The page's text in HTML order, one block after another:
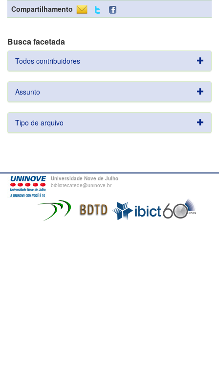
Compartilhamento
Busca facetada
Todos contribuidores
Assunto
Tipo de arquivo
Universidade Nove de Julho
bibliotecatede@uninove.br